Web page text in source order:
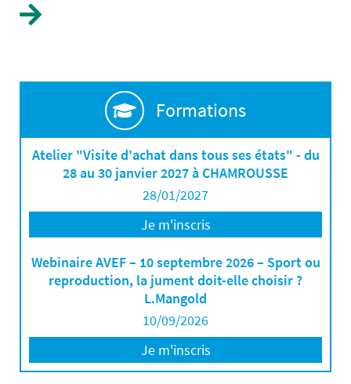
Formations
Atelier "Visite d'achat dans tous ses états" - du
28 au 30 janvier 2027 à CHAMROUSSE
28/01/2027
Je m'inscris
Webinaire AVEF – 10 septembre 2026 – Sport ou
reproduction, la jument doit-elle choisir ?
L.Mangold
10/09/2026
Je m'inscris